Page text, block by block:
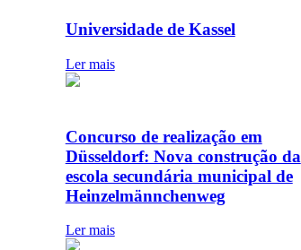
Universidade de Kassel
Ler mais
Concurso de realização em
Düsseldorf: Nova construção da
escola secundária municipal de
Heinzelmännchenweg
Ler mais